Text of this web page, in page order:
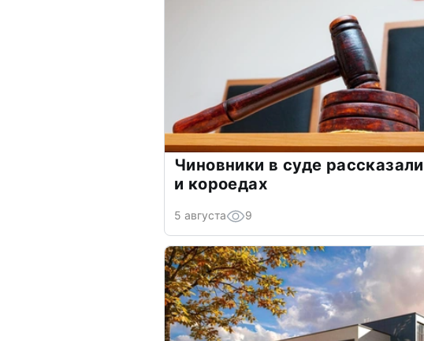
Чиновники в суде
и короедах
5 августа 9